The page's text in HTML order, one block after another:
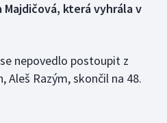
která vyhrála v
nepovedlo postoupit z
Aleš Razým, skončil na 48.